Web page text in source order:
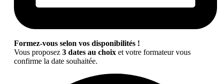
Formez-vous selon vos disponibilités !
Vous proposez 3 dates au choix et votre formateur vous
confirme la date souhaitée.